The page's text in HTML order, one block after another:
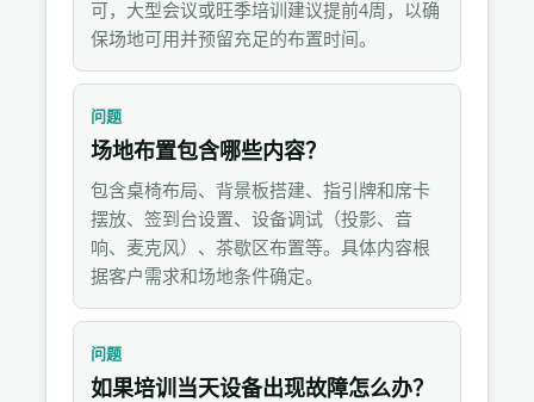
可，大型会议或旺季培训建议提前4周，以确
保场地可用并预留充足的布置时间。
问题
场地布置包含哪些内容？
包含桌椅布局、背景板搭建、指引牌和席卡
摆放、签到台设置、设备调试（投影、音
响、麦克风）、茶歇区布置等。具体内容根
据客户需求和场地条件确定。
问题
如果培训当天设备出现故障怎么办？